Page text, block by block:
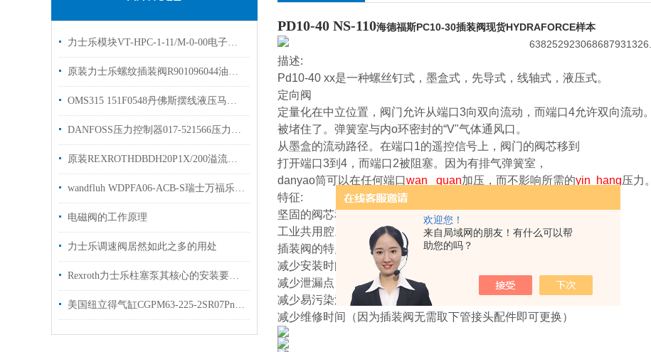
欢迎您！
来自局域网的朋友！有什么可以帮
助您的吗？
力士乐模块VT-HPC-1-11/M-0-00电子控制装置欢迎选购
原装力士乐螺纹插装阀R901096044油控插装阀现货
OMS315 151F0548丹佛斯摆线液压马达描述
DANFOSS压力控制器017-521566压力开关RT121
原装REXROTHDBDH20P1X/200溢流阀R900432103简介
wandfluh WDPFA06-ACB-S瑞士万福乐电磁阀库存选购
电磁阀的工作原理
力士乐调速阀居然如此之多的用处
Rexroth力士乐柱塞泵其核心的安装要点如下
美国纽立得气缸CGPM63-225-2SR07Pneulead现货图片
PD10-40 NS-110海德福斯PC10-30插装阀现货HYDRAFORCE样本
描述:
Pd10-40 xx是一种螺丝钉式，墨盒式，先导式，线轴式，液压式。
定向阀
定量化在中立位置，阀门允许从端口3向双向流动，而端口4允许双向流动。
被堵住了。弹簧室与内o环密封的“V"气体通风口。
从墨盒的流动路径。在端口1的遥控信号上，阀门的阀芯移到
打开端口3到4，而端口2被阻塞。因为有排气弹簧室，
danyao筒可以在任何端口wan quan加压，而不影响所需的yin hang压力。
特征:
坚固的阀芯和保持架，使用寿命长。
工业共用腔。
插装阀的特点如下：
减少安装时间
减少泄漏点
减少易污染源
减少维修时间（因为插装阀无需取下管接头配件即可更换）